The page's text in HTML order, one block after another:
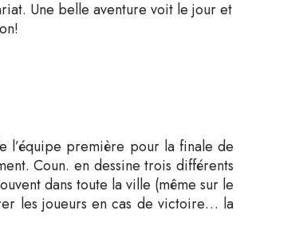
Une belle aventure voit le jour et
l’équipe première pour la finale de
Coun. en dessine trois différents
dans toute la ville (même sur le
les joueurs en cas de victoire… la